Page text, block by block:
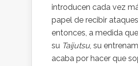
introducen cada vez
papel de recibir
entonces, a medida
su Taijutsu, su
acaba por hacer que